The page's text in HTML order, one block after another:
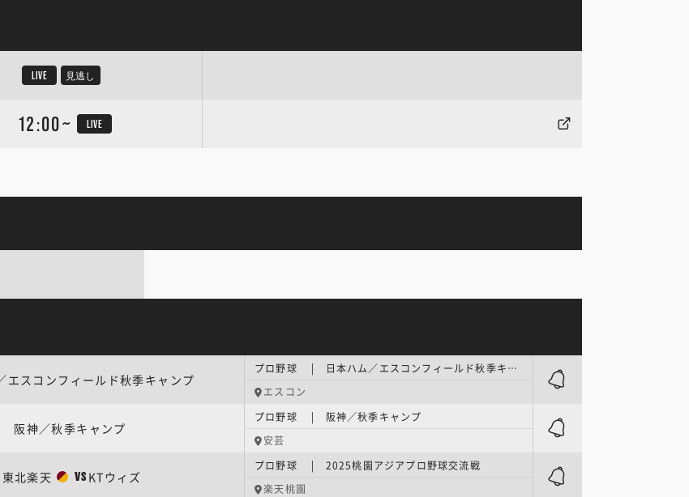
LIVE 見逃し
12:00~ LIVE
エスコンフィールド秋季キャンプ
プロ野球 | 日本ハム／エスコンフィールド秋季キャンプ
エスコン
阪神／秋季キャンプ
プロ野球 | 阪神／秋季キャンプ
安芸
東北楽天 VS KTウィズ
プロ野球 | 2025桃園アジアプロ野球交流戦
楽天桃園